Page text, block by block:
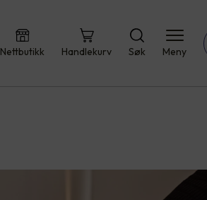
Nettbutikk Handlekurv Søk Meny